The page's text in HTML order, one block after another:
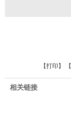
【打印 】 【
相关链接